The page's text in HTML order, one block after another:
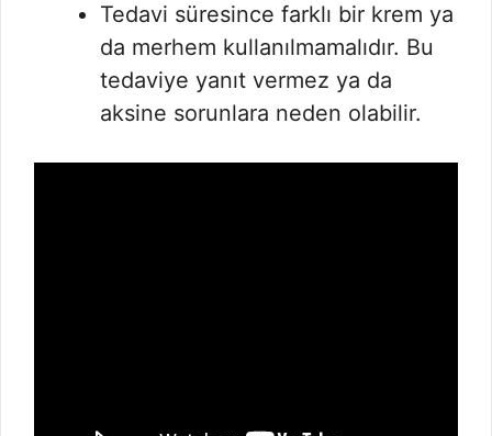
Tedavi süresince farklı bir krem ya
da merhem kullanılmamalıdır. Bu
tedaviye yanıt vermez ya da
aksine sorunlara neden olabilir.